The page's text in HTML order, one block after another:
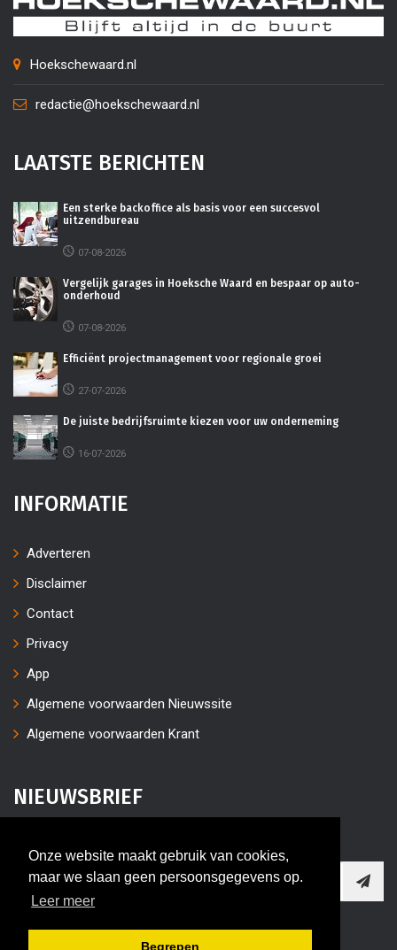
Onze website maakt gebruik van cookies,
maar we slaan geen persoonsgegevens op.
Leer meer
Begrepen
Hoekschewaard.nl
redactie@hoekschewaard.nl
LAATSTE BERICHTEN
Een sterke backoffice als basis voor een succesvol
uitzendbureau
07-08-2026
Vergelijk garages in Hoeksche Waard en bespaar op auto-
onderhoud
07-08-2026
Efficiënt projectmanagement voor regionale groei
27-07-2026
De juiste bedrijfsruimte kiezen voor uw onderneming
16-07-2026
INFORMATIE
Adverteren
Disclaimer
Contact
Privacy
App
Algemene voorwaarden Nieuwssite
Algemene voorwaarden Krant
NIEUWSBRIEF